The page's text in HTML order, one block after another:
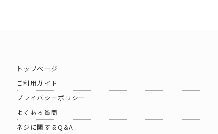
トップページ
ご利用ガイド
プライバシーポリシー
よくある質問
ネジに関するQ&A